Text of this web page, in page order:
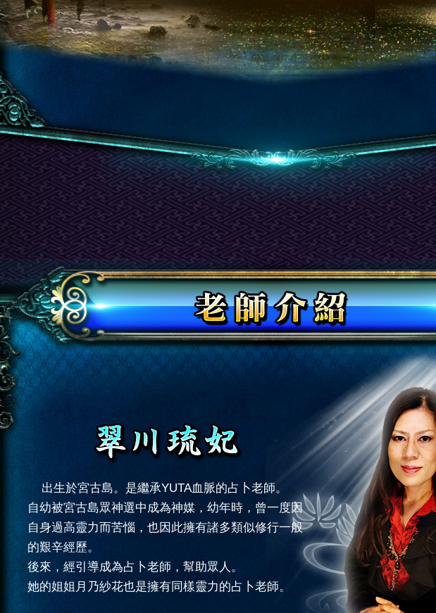
出生於宮古島。是繼承YUTA血脈的占卜老師。
自幼被宮古島眾神選中成為神媒，幼年時，曾一度因
自身過高靈力而苦惱，也因此擁有諸多類似修行一般
的艱辛經歷。
後來，經引導成為占卜老師，幫助眾人。
她的姐姐月乃紗花也是擁有同樣靈力的占卜老師。